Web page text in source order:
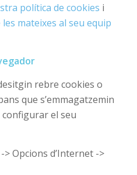
política de cookies i
mateixes al seu equip
rebre cookies o
que s’emmagatzemin
el seu
Opcions d’Internet ->